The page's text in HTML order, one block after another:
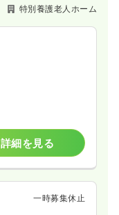
特別養護老人ホーム
詳細を見る
一時募集休止